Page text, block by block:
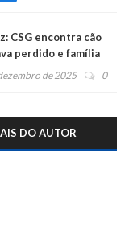
CSG encontra cão
perdido e família
de 2025 0
DO AUTOR